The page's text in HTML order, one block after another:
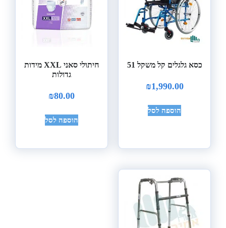
כסא גלגלים קל משקל 51
₪1,990.00
הוספה לסל
חיתולי סאני XXL מידות
גדולות
₪80.00
הוספה לסל